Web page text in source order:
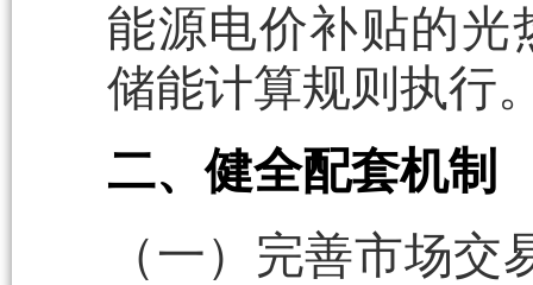
能源电价补贴的光
储能计算规则执行
二、健全配套机制
（一）完善市场